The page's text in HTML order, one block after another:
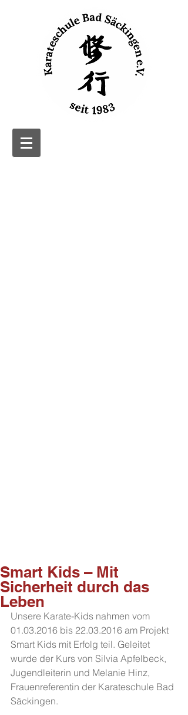
Smart Kids – Mit
Sicherheit durch das
Leben
Unsere Karate-Kids nahmen vom
01.03.2016 bis 22.03.2016 am Projekt
Smart Kids mit Erfolg teil. Geleitet
wurde der Kurs von Silvia Apfelbeck,
Jugendleiterin und Melanie Hinz,
Frauenreferentin der Karateschule Bad
Säckingen.